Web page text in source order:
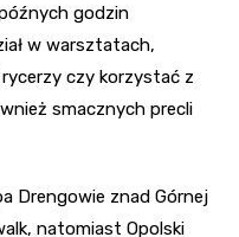
godzin
w warsztatach,
czy korzystać z
smacznych precli
Drengowie znad Górnej
natomiast Opolski